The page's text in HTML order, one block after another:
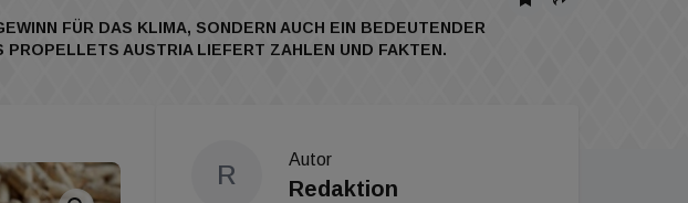
FÜR DAS KLIMA, SONDERN AUCH EIN BEDEUTENDER
AUSTRIA LIEFERT ZAHLEN UND FAKTEN.
R
Autor
Redaktion